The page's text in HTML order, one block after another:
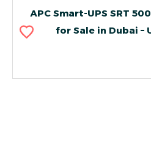
APC Smart-UPS SRT
for Sale in Dubai –